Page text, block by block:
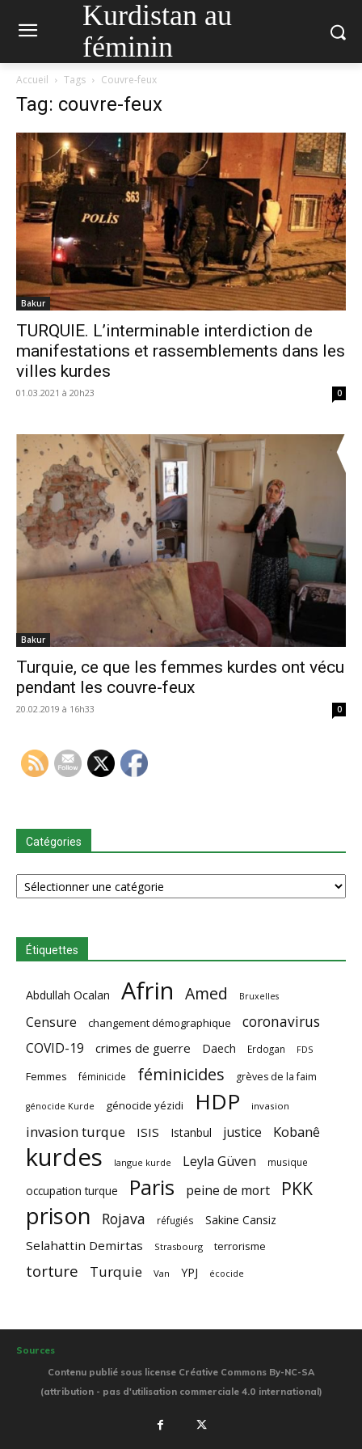
Kurdistan au
féminin
Accueil Tags Couvre-feux
Tag: couvre-feux
Bakur
TURQUIE. L’interminable interdiction de
manifestations et rassemblements dans les
villes kurdes
01.03.2021 à 20h23 0
Bakur
Turquie, ce que les femmes kurdes ont vécu
pendant les couvre-feux
20.02.2019 à 16h33 0
Catégories
Catégories
Étiquettes
Abdullah Ocalan Afrin Amed Bruxelles
Censure changement démographique coronavirus
COVID-19 crimes de guerre Daech Erdogan FDS
Femmes féminicide féminicides grèves de la faim
génocide Kurde génocide yézidi HDP invasion
invasion turque ISIS Istanbul justice Kobanê
kurdes langue kurde Leyla Güven musique
occupation turque Paris peine de mort PKK
prison Rojava réfugiés Sakine Cansiz
Selahattin Demirtas Strasbourg terrorisme
torture Turquie Van YPJ écocide
Sources
Contenu publié sous license Créative Commons By-NC-SA
(attribution - pas d'utilisation commerciale 4.0 international)